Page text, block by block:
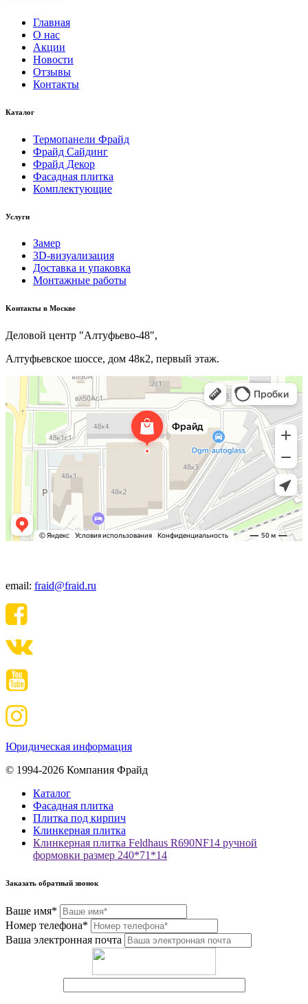
Главная
О нас
Акции
Новости
Отзывы
Контакты
Каталог
Термопанели Фрайд
Фрайд Сайдинг
Фрайд Декор
Фасадная плитка
Комплектующие
Услуги
Замер
3D-визуализация
Доставка и упаковка
Монтажные работы
Kонтакты в Москве
Деловой центр "Алтуфьево-48",
Алтуфьевское шоссе, дом 48к2, первый этаж.
email: fraid@fraid.ru
Юридическая информация
© 1994-2026 Компания Фрайд
Каталог
Фасадная плитка
Плитка под кирпич
Клинкерная плитка
Клинкерная плитка Feldhaus R690NF14 ручной
формовки размер 240*71*14
Заказать обратный звонок
Ваше имя*
Номер телефона*
Ваша электронная почта